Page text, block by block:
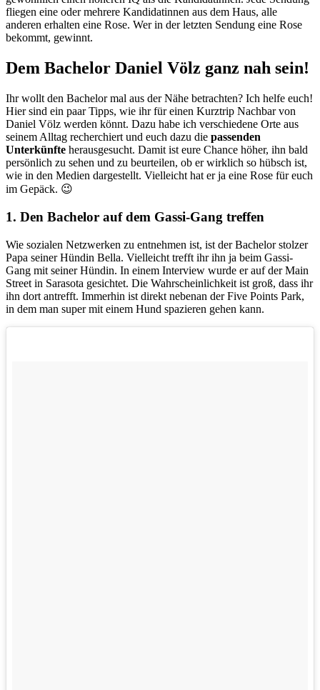
fliegen eine oder mehrere Kandidatinnen aus dem Haus, alle
anderen erhalten eine Rose. Wer in der letzten Sendung eine Rose
bekommt, gewinnt.
Dem Bachelor Daniel Völz ganz nah sein!
Ihr wollt den Bachelor mal aus der Nähe betrachten? Ich helfe euch!
Hier sind ein paar Tipps, wie ihr für einen Kurztrip Nachbar von
Daniel Völz werden könnt. Dazu habe ich verschiedene Orte aus
seinem Alltag recherchiert und euch dazu die passenden
Unterkünfte herausgesucht. Damit ist eure Chance höher, ihn bald
persönlich zu sehen und zu beurteilen, ob er wirklich so hübsch ist,
wie in den Medien dargestellt. Vielleicht hat er ja eine Rose für euch
im Gepäck. 😉
1. Den Bachelor auf dem Gassi-Gang treffen
Wie sozialen Netzwerken zu entnehmen ist, ist der Bachelor stolzer
Papa seiner Hündin Bella. Vielleicht trefft ihr ihn ja beim Gassi-
Gang mit seiner Hündin. In einem Interview wurde er auf der Main
Street in Sarasota gesichtet. Die Wahrscheinlichkeit ist groß, dass ihr
ihn dort antrefft. Immerhin ist direkt nebenan der Five Points Park,
in dem man super mit einem Hund spazieren gehen kann.